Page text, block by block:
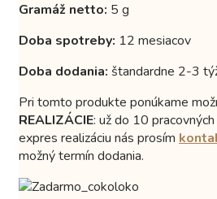
Gramáž netto: 5 g
Doba spotreby: 12 mesiacov
Doba dodania: štandardne 2-3
Pri tomto produkte ponúkame
REALIZÁCIE: už do 10
expres realizáciu nás prosím
možný termín dodania.